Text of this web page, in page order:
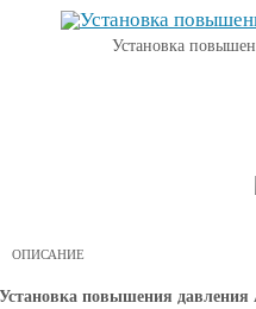
Установка
ОПИСАНИЕ
Установка повышения давления